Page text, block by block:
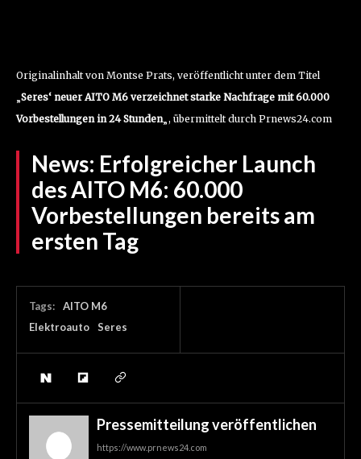
Originalinhalt von Montse Prats, veröffentlicht unter dem Titel
„Seres‘ neuer AITO M6 verzeichnet starke Nachfrage mit 60.000
Vorbestellungen in 24 Stunden„, übermittelt durch Prnews24.com
News: Erfolgreicher Launch
des AITO M6: 60.000
Vorbestellungen bereits am
ersten Tag
Tags:
AITO M6
Elektroauto
Seres
Pressemitteilung veröffentlichen
https://www.prnews24.com